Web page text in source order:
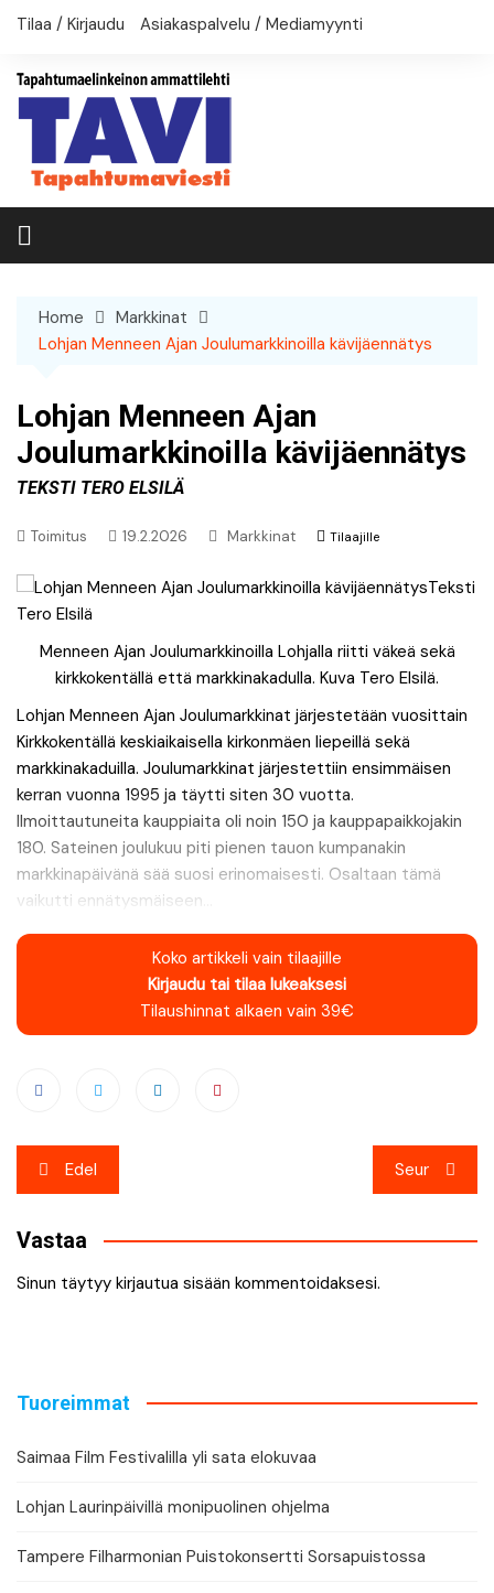
Skip
Tilaa / Kirjaudu Asiakaspalvelu / Mediamyynti
Home
Markkinat
Lohjan Menneen Ajan Joulumarkkinoilla kävijäennätys
Lohjan Menneen Ajan
Joulumarkkinoilla kävijäennätys
Teksti Tero Elsilä
Toimitus 19.2.2026 Markkinat Tilaajille
Menneen Ajan Joulumarkkinoilla Lohjalla riitti väkeä sekä
kirkkokentällä että markkinakadulla. Kuva Tero Elsilä.
Lohjan Menneen Ajan Joulumarkkinat järjestetään vuosittain
Kirkkokentällä keskiaikaisella kirkonmäen liepeillä sekä
markkinakaduilla. Joulumarkkinat järjestettiin ensimmäisen
kerran vuonna 1995 ja täytti siten 30 vuotta.
Ilmoittautuneita kauppiaita oli noin 150 ja kauppapaikkojakin
180. Sateinen joulukuu piti pienen tauon kumpanakin
markkinapäivänä sää suosi erinomaisesti. Osaltaan tämä
vaikutti ennätysmäiseen...
Koko artikkeli vain tilaajille
Kirjaudu tai tilaa lukeaksesi
Tilaushinnat alkaen vain 39€
Artikkelien
selaus
Edel Seur
Vastaa
Sinun täytyy kirjautua sisään kommentoidaksesi.
Tuoreimmat
Saimaa Film Festivalilla yli sata elokuvaa
Lohjan Laurinpäivillä monipuolinen ohjelma
Tampere Filharmonian Puistokonsertti Sorsapuistossa